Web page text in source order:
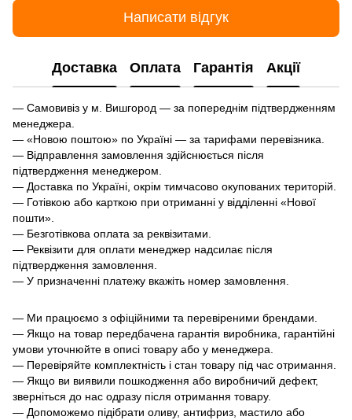
Написати відгук
Доставка Оплата Гарантія Акції
— Самовивіз у м. Вишгород — за попереднім підтвердженням
менеджера.
— «Новою поштою» по Україні — за тарифами перевізника.
— Відправлення замовлення здійснюється після
підтвердження менеджером.
— Доставка по Україні, окрім тимчасово окупованих територій.
— Готівкою або карткою при отриманні у відділенні «Нової
пошти».
— Безготівкова оплата за реквізитами.
— Реквізити для оплати менеджер надсилає після
підтвердження замовлення.
— У призначенні платежу вкажіть номер замовлення.
— Ми працюємо з офіційними та перевіреними брендами.
— Якщо на товар передбачена гарантія виробника, гарантійні
умови уточнюйте в описі товару або у менеджера.
— Перевіряйте комплектність і стан товару під час отримання.
— Якщо ви виявили пошкодження або виробничий дефект,
зверніться до нас одразу після отримання товару.
— Допоможемо підібрати оливу, антифриз, мастило або